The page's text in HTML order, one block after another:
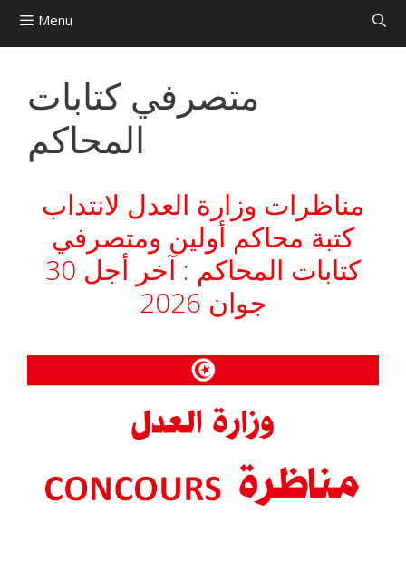
Menu
متصرفي كتابات
المحاكم
مناظرات وزارة العدل لانتداب
كتبة محاكم أولين ومتصرفي
كتابات المحاكم : آخر أجل 30
جوان 2026